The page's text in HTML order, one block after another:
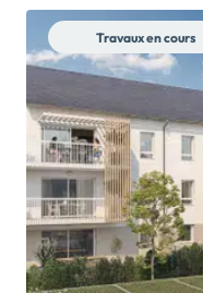
Travaux en cours